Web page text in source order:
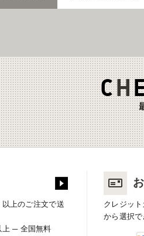
上のご注文で送
上 ─ 全国無料
クレジッ
から選択